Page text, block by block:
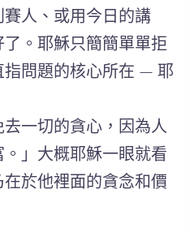
人、或用今日的講
。耶穌只簡簡單單拒
指問題的核心所在 — 耶
去一切的貪心，因為人
」 大概耶穌一眼就看
於他裡面的貪念和價